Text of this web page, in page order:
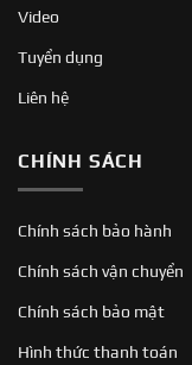
Video
Tuyển dụng
Liên hệ
CHÍNH SÁCH
Chính sách bảo hành
Chính sách vận chuyển
Chính sách bảo mật
Hình thức thanh toán